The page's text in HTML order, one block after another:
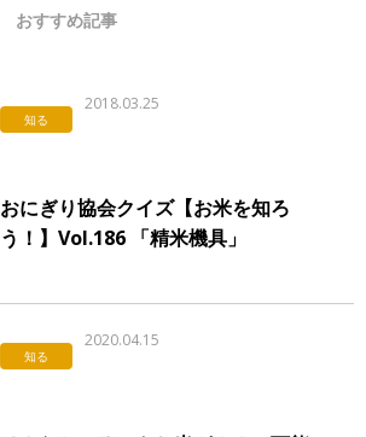
おすすめ記事
知る
2018.03.25
おにぎり協会クイズ【お米を知ろ
う！】Vol.186 「精米機具」
知る
2020.04.15